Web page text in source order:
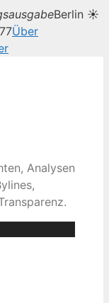
Berlin ☀
Über
Analysen